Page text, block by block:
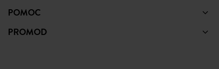
POMOC
PROMOD